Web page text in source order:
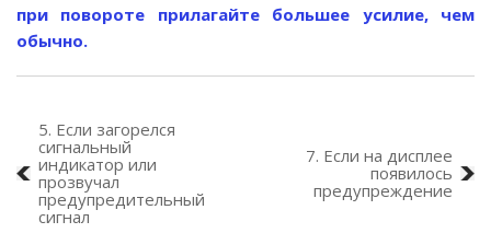
при повороте прилагайте большее усилие, чем
обычно.
5. Если загорелся
сигнальный
индикатор или
прозвучал
предупредительный
сигнал
7. Если на дисплее
появилось
предупреждение